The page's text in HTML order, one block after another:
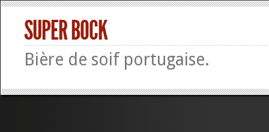
SUPER BOCK
Bière de soif portugaise.